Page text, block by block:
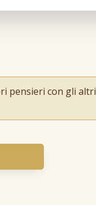
pensieri con gli altri